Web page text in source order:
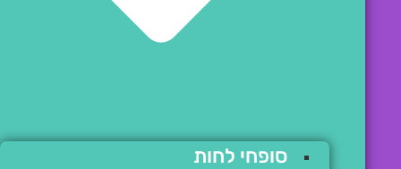
סופחי לחות